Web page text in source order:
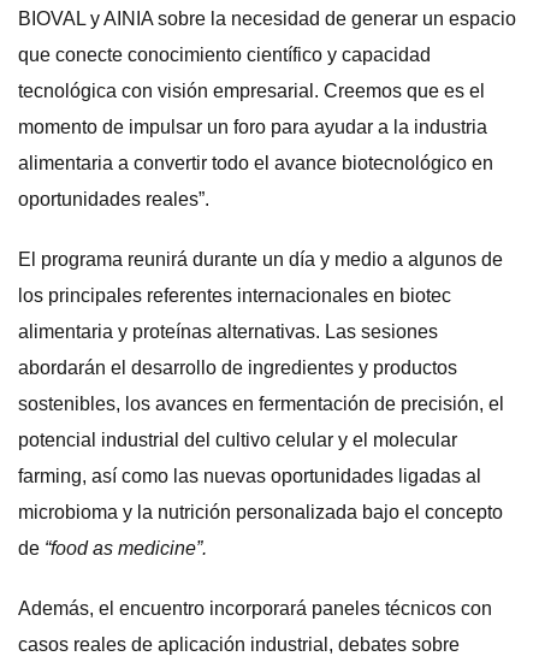
BIOVAL y AINIA sobre la necesidad de generar un espacio
que conecte conocimiento científico y capacidad
tecnológica con visión empresarial. Creemos que es el
momento de impulsar un foro para ayudar a la industria
alimentaria a convertir todo el avance biotecnológico en
oportunidades reales”.
El programa reunirá durante un día y medio a algunos de
los principales referentes internacionales en biotec
alimentaria y proteínas alternativas. Las sesiones
abordarán el desarrollo de ingredientes y productos
sostenibles, los avances en fermentación de precisión, el
potencial industrial del cultivo celular y el molecular
farming, así como las nuevas oportunidades ligadas al
microbioma y la nutrición personalizada bajo el concepto
de “food as medicine”.
Además, el encuentro incorporará paneles técnicos con
casos reales de aplicación industrial, debates sobre